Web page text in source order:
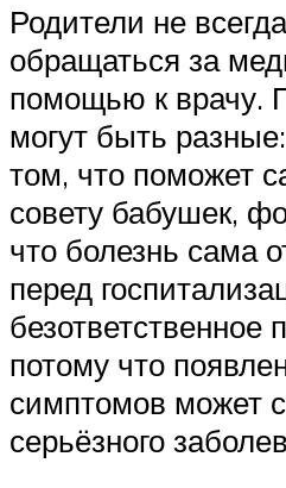
Родители не
обращаться за
помощью к врачу.
могут быть
том, что поможет
совету бабушек,
что болезнь сама
перед
безответственное
потому что
симптомов может
серьёзного